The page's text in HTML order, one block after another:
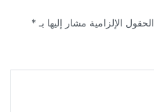
الحقول الإلزامية مشار إليها بـ*